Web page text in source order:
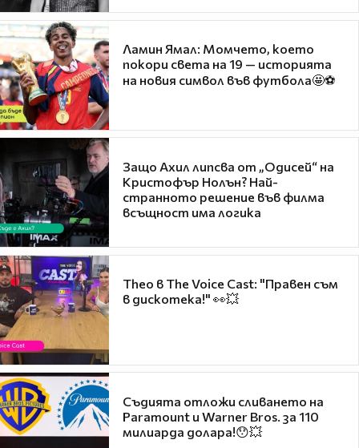
Ламин Ямал: Момчето, което
покори света на 19 — историята
на новия символ във футбола🤩⚽
Защо Ахил липсва от „Одисей“ на
Кристофър Нолън? Най-
странното решение във филма
всъщност има логика
Theo в The Voice Cast: "Правен съм
в дискотека!" 👀💥
Съдията отложи сливането на
Paramount и Warner Bros. за 110
милиарда долара!😯💥